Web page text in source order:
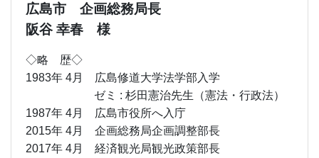
広島市 企画総務局長
阪谷 幸春 様
◇略 歴◇
1983年 4月 広島修道大学法学部入学
ゼミ : 杉田憲治先生（憲法・行政法）
1987年 4月 広島市役所へ入庁
2015年 4月 企画総務局企画調整部長
2017年 4月 経済観光局観光政策部長